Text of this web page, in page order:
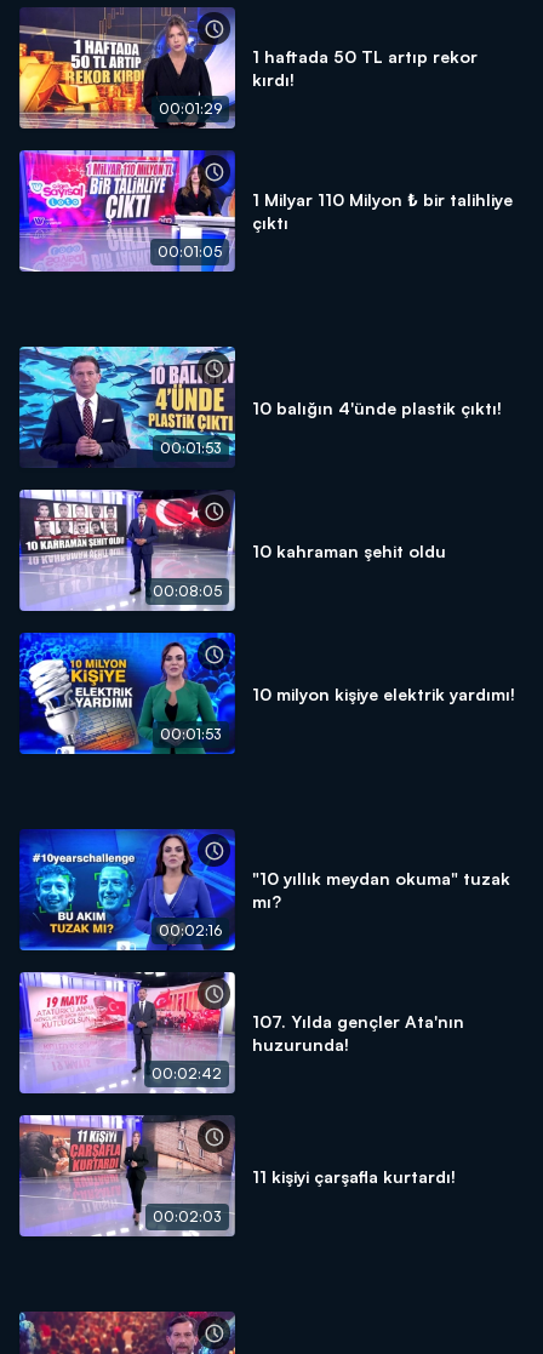
00:01:29
1 haftada 50 TL artıp rekor
kırdı!
00:01:05
1 Milyar 110 Milyon ₺ bir talihliye
çıktı
00:01:53
10 balığın 4'ünde plastik çıktı!
00:08:05
10 kahraman şehit oldu
00:01:53
10 milyon kişiye elektrik yardımı!
00:02:16
"10 yıllık meydan okuma" tuzak
mı?
00:02:42
107. Yılda gençler Ata'nın
huzurunda!
00:02:03
11 kişiyi çarşafla kurtardı!